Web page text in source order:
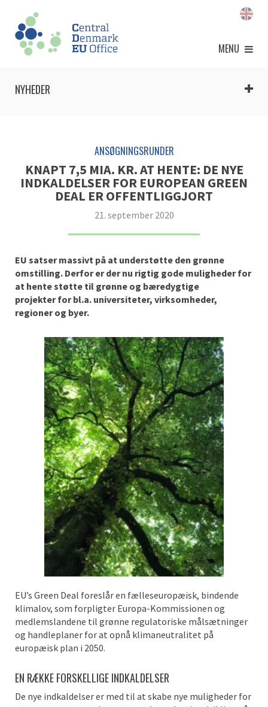
MENU
NYHEDER
ANSØGNINGSRUNDER
KNAPT 7,5 MIA. KR. AT HENTE: DE NYE
INDKALDELSER FOR EUROPEAN GREEN
DEAL ER OFFENTLIGGJORT
21. september 2020
EU satser massivt på at understøtte den grønne
omstilling. Derfor er der nu rigtig gode muligheder for
at hente støtte til grønne og bæredygtige
projekterforbl.a. universiteter, virksomheder,
regioner og byer.
EU’s Green Deal foreslår en fælleseuropæisk, bindende
klimalov, som forpligter Europa-Kommissionen og
medlemslandene til grønne regulatoriske målsætninger
og handleplaner for at opnå klimaneutralitet på
europæisk plan i 2050.
EN RÆKKE FORSKELLIGE INDKALDELSER
De nye indkaldelserer med til at skabe nye muligheder for